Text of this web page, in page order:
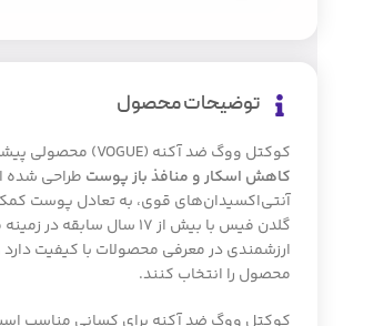
توضیحات محصول
کوکتل ووگ ضد آکنه (VOGUE) محصولی پیشرفته و تخصصی از کشور هلند است که با هدف
کاهش اسکار و منافذ باز پوست طراحی شده
آنتی‌اکسیدان‌های قوی، به تعادل پوست
گلدن فیس با بیش از ۱۷
ارزشمندی در معرفی محصولات با کیفیت
محصول را انتخاب کنند.